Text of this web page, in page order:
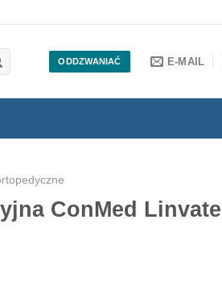
ODDZWANIAĆ E-MAIL
ConMed